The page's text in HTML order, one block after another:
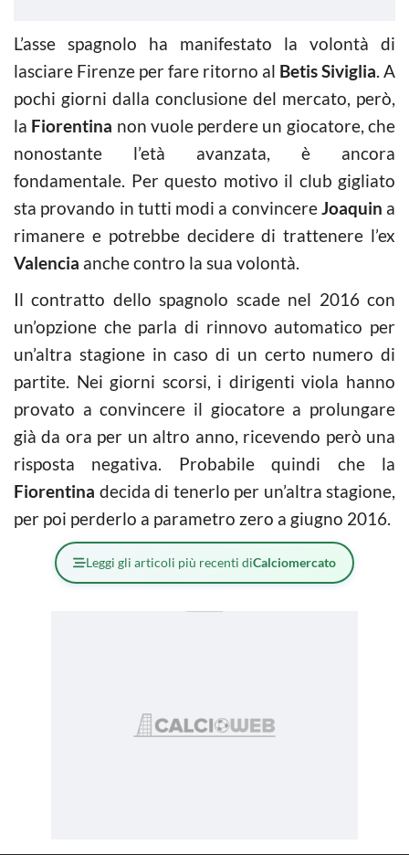
L’asse spagnolo ha manifestato la volontà di
lasciare Firenze per fare ritorno al Betis Siviglia. A
pochi giorni dalla conclusione del mercato, però,
la Fiorentina non vuole perdere un giocatore, che
nonostante l’età avanzata, è ancora
fondamentale. Per questo motivo il club gigliato
sta provando in tutti modi a convincereJoaquin a
rimanere e potrebbe decidere di trattenere l’ex
Valencia anche contro la sua volontà.
Il contratto dello spagnolo scade nel 2016 con
un’opzione che parla di rinnovo automatico per
un’altra stagione in caso di un certo numero di
partite. Nei giorni scorsi, i dirigenti viola hanno
provato a convincere il giocatore a prolungare
già da ora per un altro anno, ricevendo però una
risposta negativa. Probabile quindi che la
Fiorentina decida di tenerlo per un’altra stagione,
per poi perderlo a parametro zero a giugno 2016.
Leggi gli articoli più recenti diCalciomercato